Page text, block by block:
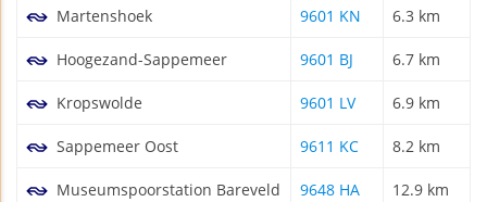
Martenshoek 9601 KN 6.3 km
Hoogezand-Sappemeer 9601 BJ 6.7 km
Kropswolde 9601 LV 6.9 km
Sappemeer Oost 9611 KC 8.2 km
Museumspoorstation Bareveld 9648 HA 12.9 km